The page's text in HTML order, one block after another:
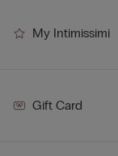
My Intimissimi
Gift Card